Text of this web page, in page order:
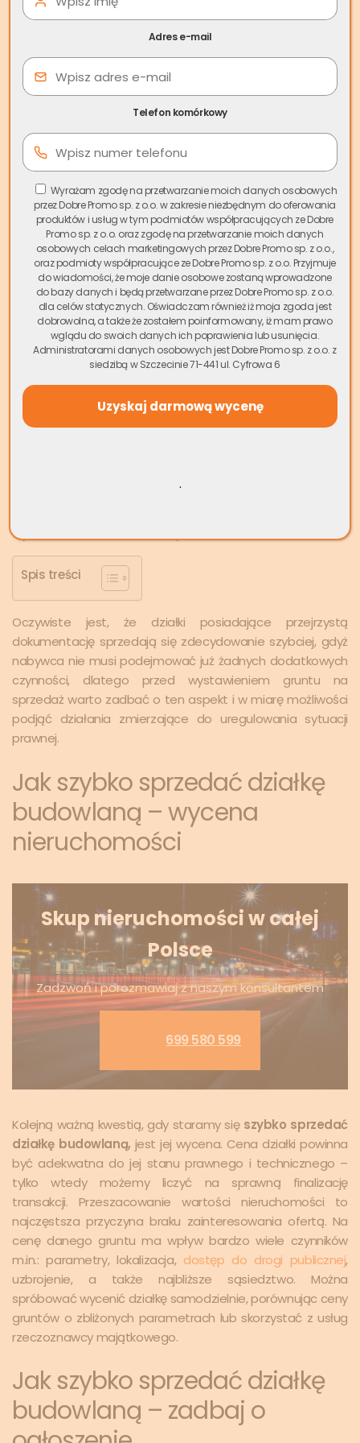
Jak szybko sprzedać działkę
budowlaną – stan prawny
Może cię zainteresować: Wpis do księgi
wieczystej. Jak złożyć wniosek?
Jeśli chcemyszybko sprzedaćdziałkę budowlaną, jej stan
prawny powinien być nieskazitelny. Przygotowując się do
sprzedaży, sprawdźmystan prawnygruntu oraz upewnijmy
się, że zbywana nieruchomość, rzeczywiście jest tzw.
gruntem budowlanym. O stanie prawnym, dowiemy się z
księgi wieczystej(KW) prowadzonej dla danej działki. Tam
znajdziemy informacje o ewentualnych obciążeniach na
Przykładowo, jeśli działkę nabyto w drodze dziedziczenia,
należy pamiętać o uregulowaniu kwestii własności, jeśli zaś
wydanie warunków zabudowy.
Spis treści
Oczywiste jest, że działki posiadające przejrzystą
dokumentację sprzedają się zdecydowanie szybciej, gdyż
nabywca nie musi podejmować już żadnych dodatkowych
czynności, dlatego przed wystawieniem gruntu na
sprzedaż warto zadbać o ten aspekt i w miarę możliwości
podjąć działania zmierzające do uregulowania sytuacji
prawnej.
Jak szybko sprzedać działkę
budowlaną – wycena
nieruchomości
Skup nieruchomości w całej
Polsce
Zadzwoń i porozmawiaj z naszym konsultantem
699 580 599
Kolejną ważną kwestią, gdy staramy sięszybko sprzedać
działkę budowlaną, jest jej wycena. Cena działki powinna
być adekwatna do jej stanu prawnego i technicznego –
tylko wtedy możemy liczyć na sprawną finalizację
transakcji. Przeszacowanie wartości nieruchomości to
najczęstsza przyczyna braku zainteresowania ofertą. Na
cenę danego gruntu ma wpływ bardzo wiele czynników
m.in.: parametry, lokalizacja, dostęp do drogi publicznej,
uzbrojenie, a także najbliższe sąsiedztwo. Można
spróbować wycenić działkę samodzielnie, porównując ceny
gruntów o zbliżonych parametrach lub skorzystać z usług
rzeczoznawcy majątkowego.
Jak szybko sprzedać działkę
budowlaną – zadbaj o
Adres e-mail
Telefon komórkowy
Wyrażam zgodę na przetwarzanie moich danych osobowych
przez Dobre Promo sp. z o.o. w zakresie niezbędnym do oferowania
produktów i usług w tym podmiotów współpracujących ze Dobre
Promo sp. z o.o. oraz zgodę na przetwarzanie moich danych
osobowych celach marketingowych przez Dobre Promo sp. z o.o.,
oraz podmioty współpracujące ze Dobre Promo sp. z o.o. Przyjmuje
do wiadomości, że moje danie osobowe zostaną wprowadzone
do bazy danych i będą przetwarzane przez Dobre Promo sp. z o.o.
dla celów statycznych. Oświadczam również iż moja zgoda jest
dobrowolna, a także że zostałem poinformowany, iż mam prawo
wglądu do swoich danych ich poprawienia lub usunięcia.
Administratorami danych osobowych jest Dobre Promo sp. z o.o. z
siedzibą w Szczecinie 71-441 ul. Cyfrowa 6
.